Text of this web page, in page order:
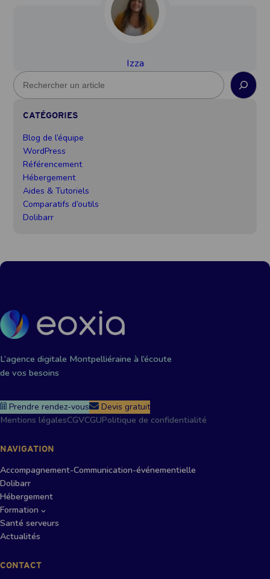
Izza
R
e
CATÉGORIES
Blog de l’équipe
WordPress
Référencement
Hébergement
Aides & Tutoriels
Comparatifs d’outils
Dolibarr
L’agence digitale Montpelliéraine à l’écoute
de vos besoins
Prendre rendez-vous
Devis gratuit
Mentions légalesCGVCGUPolitique de confidentialité
NAVIGATION
Accompagnement-Communication-événementielle
Dolibarr
Hébergement
Formation
Santé serveurs
Actualités
CONTACT